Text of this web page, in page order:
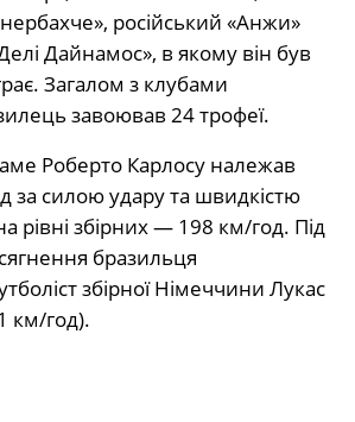
російський «Анжи»
Дайнамос», в якому він був
Загалом з клубами
завоював 24 трофеї.
Роберто Карлосу належав
за силою удару та швидкістю
рівні збірних — 198 км/год. Під
бразильця
збірної Німеччини Лукас
км/год).